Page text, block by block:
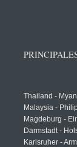
Thailand -
Malaysia -
Magdeburg -
Darmstadt -
Karlsruher -